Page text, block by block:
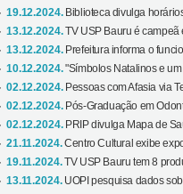
19.12.2024. Biblioteca divulga
13.12.2024.TV USP Bauru é campeã
13.12.2024. Prefeitura informa o
10.12.2024."Símbolos Natalinos e
02.12.2024. Pessoas com Afasia via
02.12.2024. Pós-Graduação em
02.12.2024. PRIP divulga Mapa de
21.11.2024.Centro Cultural exibe
19.11.2024.TV USP Bauru tem 8
13.11.2024. UOPI pesquisa dados